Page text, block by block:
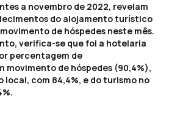
a novembro de 2022, revelam
do alojamento turístico
de hóspedes neste mês.
verifica-se que foi a hotelaria
percentagem de
movimento de hóspedes (90,4%),
local, com 84,4%, e do turismo no